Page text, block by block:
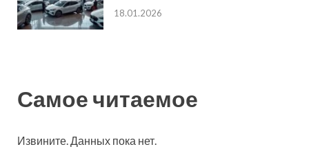
18.01.2026
Самое читаемое
Извините. Данных пока нет.